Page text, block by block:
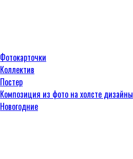
Фотокарточки
Коллектив
Постер
Композиция из фото на холсте дизайны
Новогодние